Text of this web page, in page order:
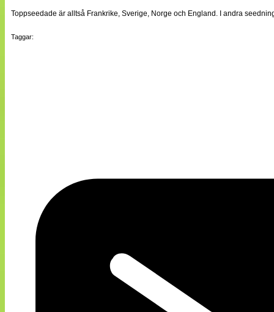
Annonsera
Toppseedade är alltså Frankrike, Sverige, Norge och England. I andra
Taggar: